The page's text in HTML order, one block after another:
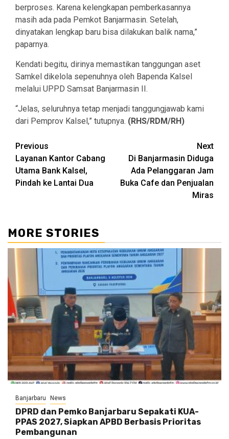
berproses. Karena kelengkapan pemberkasannya
masih ada pada Pemkot Banjarmasin. Setelah,
dinyatakan lengkap baru bisa dilakukan balik nama,”
paparnya.
Kendati begitu, dirinya memastikan tanggungan aset
Samkel dikelola sepenuhnya oleh Bapenda Kalsel
melalui UPPD Samsat Banjarmasin II.
“Jelas, seluruhnya tetap menjadi tanggungjawab kami
dari Pemprov Kalsel,” tutupnya. (RHS/RDM/RH)
Continue
Reading
Previous
Layanan Kantor Cabang
Utama Bank Kalsel,
Pindah ke Lantai Dua
Next
Di Banjarmasin Diduga
Ada Pelanggaran Jam
Buka Cafe dan Penjualan
Miras
MORE STORIES
Banjarbaru News
DPRD dan Pemko Banjarbaru Sepakati KUA-
PPAS 2027, Siapkan APBD Berbasis Prioritas
Pembangunan